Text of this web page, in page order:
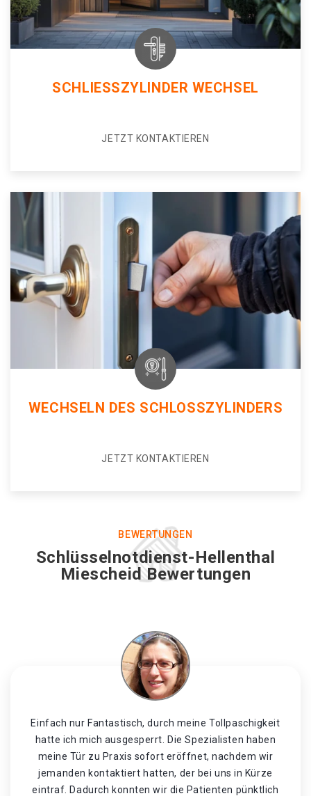
SCHLIESSZYLINDER WECHSEL
JETZT KONTAKTIEREN
WECHSELN DES SCHLOSSZYLINDERS
JETZT KONTAKTIEREN
BEWERTUNGEN
Schlüsselnotdienst-Hellenthal
Miescheid Bewertungen
Einfach nur Fantastisch, durch meine Tollpaschigkeit
hatte ich mich ausgesperrt. Die Spezialisten haben
meine Tür zu Praxis sofort eröffnet, nachdem wir
jemanden kontaktiert hatten, der bei uns in Kürze
eintraf. Dadurch konnten wir die Patienten pünktlich